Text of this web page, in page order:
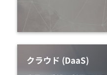
クラウド (DaaS)